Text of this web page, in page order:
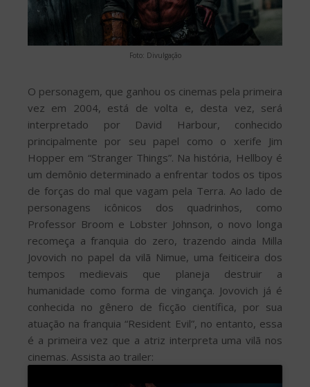
Foto: Divulgação
O personagem, que ganhou os cinemas pela primeira
vez em 2004, está de volta e, desta vez, será
interpretado por David Harbour, conhecido
principalmente por seu papel como o xerife Jim
Hopper em “Stranger Things”. Na história, Hellboy é
um demônio determinado a enfrentar todos os tipos
de forças do mal que vagam pela Terra. Ao lado de
personagens icônicos dos quadrinhos, como
Professor Broom e Lobster Johnson, o novo longa
recomeça a franquia do zero, trazendo ainda Milla
Jovovich no papel da vilã Nimue, uma feiticeira dos
tempos medievais que planeja destruir a
humanidade como forma de vingança. Jovovich já é
conhecida no gênero de ficção científica, por sua
atuação na franquia “Resident Evil”, no entanto, essa
é a primeira vez que a atriz interpreta uma vilã nos
cinemas. Assista ao trailer: